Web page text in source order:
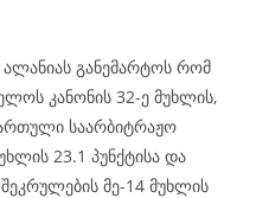
განემარტოს რომ
კანონის 32-ე მუხლის,
საარბიტრაჟო
23.1 პუნქტისა და
მე-14 მუხლის